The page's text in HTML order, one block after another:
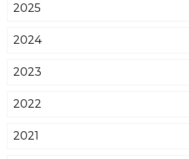
2025
2024
2023
2022
2021